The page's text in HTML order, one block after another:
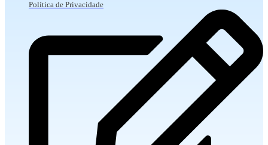
Política de Privacidade